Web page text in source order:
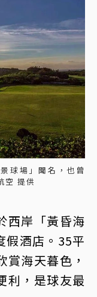
球場」聞名，也曾
空 提供
西岸「黃昏海
假酒店。35平
海天暮色，
利，是球友最